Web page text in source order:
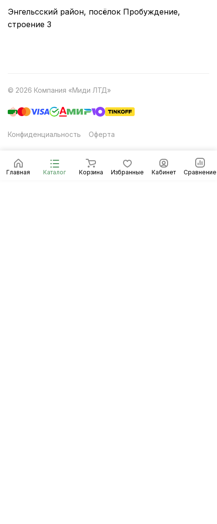
Главная Каталог Корзина Избранные Кабинет Сравнение
Энгельсский район, посёлок Пробуждение,
строение 3
© 2026 Компания «Миди ЛТД»
Конфиденциальность Оферта